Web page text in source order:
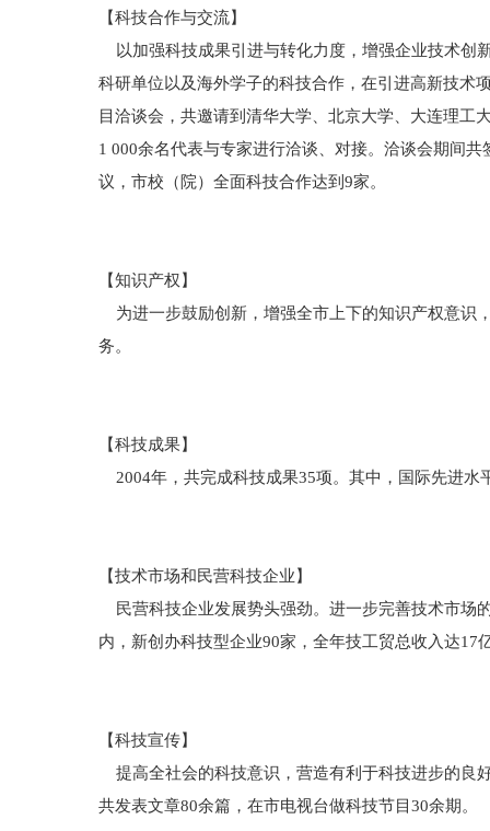
【科技合作与交流】
以加强科技成果引进与转化力度，增强企业技术创
科研单位以及海外学子的科技合作，在引进高新技术
目洽谈会，共邀请到清华大学、北京大学、大连理工
1 000余名代表与专家进行洽谈、对接。洽谈会期间
议，市校（院）全面科技合作达到9家。
【知识产权】
为进一步鼓励创新，增强全市上下的知识产权意识
务。
【科技成果】
2004年，共完成科技成果35项。其中，国际先进水
【技术市场和民营科技企业】
民营科技企业发展势头强劲。进一步完善技术市场
内，新创办科技型企业90家，全年技工贸总收入达17
【科技宣传】
提高全社会的科技意识，营造有利于科技进步的良
共发表文章80余篇，在市电视台做科技节目30余期。